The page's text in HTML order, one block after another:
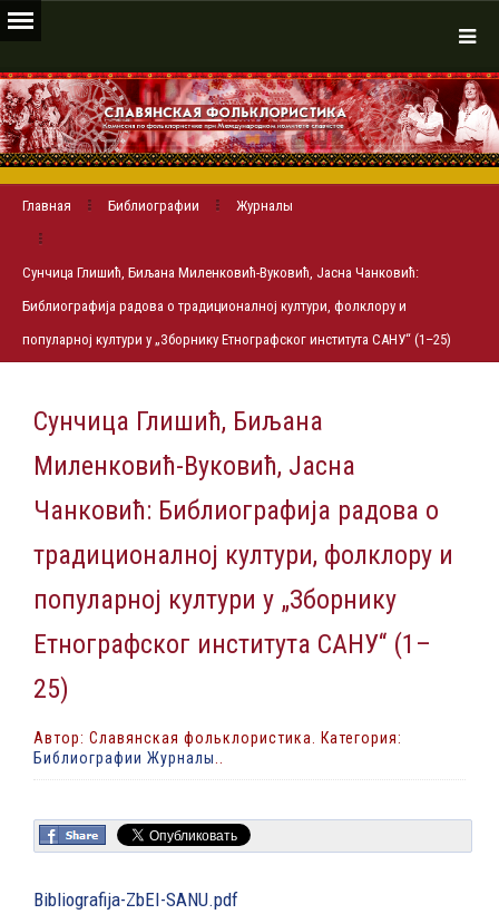
Главная Библиографии Журналы
Сунчица Глишић, Биљана Миленковић-Вуковић, Јасна Чанковић:
Библиографија радова о традиционалној култури, фолклору и
популарној култури у „Зборнику Етнографског института САНУ“ (1–25)
Сунчица Глишић, Биљана
Миленковић-Вуковић, Јасна
Чанковић: Библиографија радова о
традиционалној култури, фолклору и
популарној култури у „Зборнику
Етнографског института САНУ“ (1–
25)
Автор: Славянская фольклористика. Категория:
Библиографии Журналы
Bibliografija-ZbEI-SANU.pdf